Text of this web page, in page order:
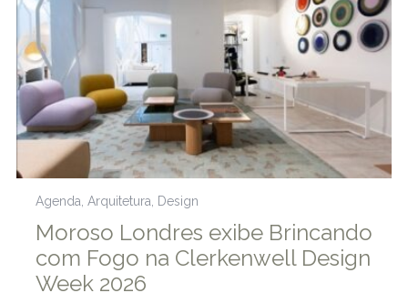
Agenda Arquitetura Design
Moroso Londres exibe Brincando
com Fogo na Clerkenwell Design
Week 2026